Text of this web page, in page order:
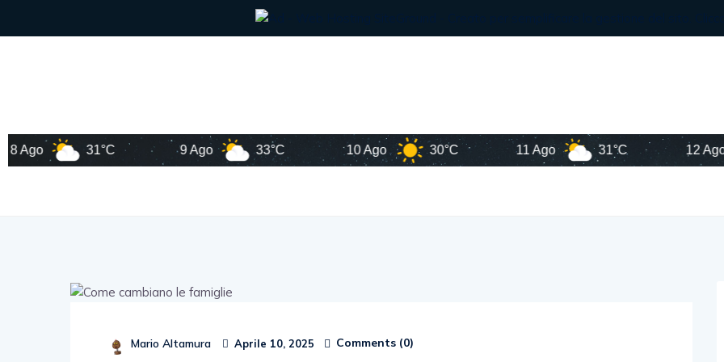
31°C 9 Ago 33°C 10 Ago 30°C 11 Ago 31°C 12 Ago
Mario Altamura Aprile 10, 2025 Comments (0)